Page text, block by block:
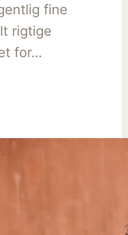
fine
rigtige
for…